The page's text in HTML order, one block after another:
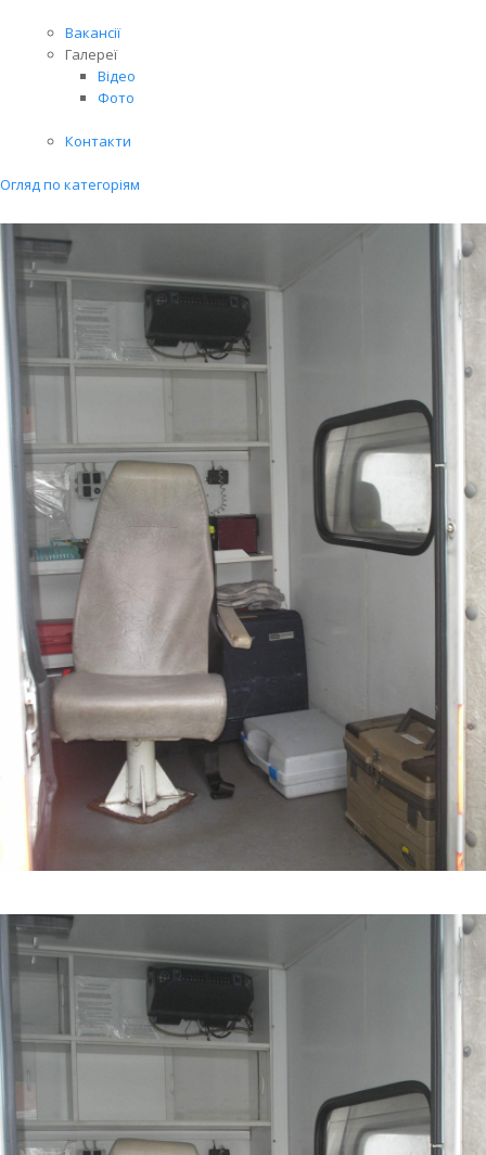
Вакансії
Галереї
Відео
Фото
Контакти
Огляд по категоріям